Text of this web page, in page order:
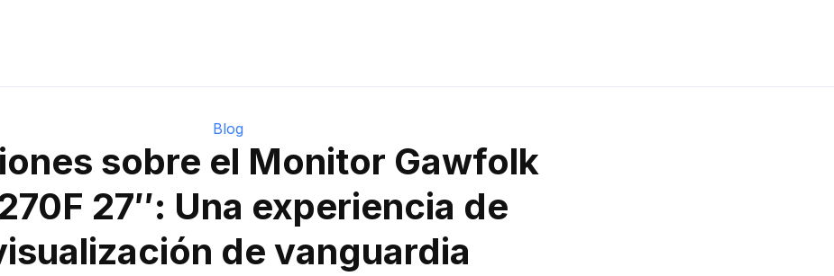
Blog
sobre el Monitor Gawfolk
27″: Una experiencia de
de vanguardia